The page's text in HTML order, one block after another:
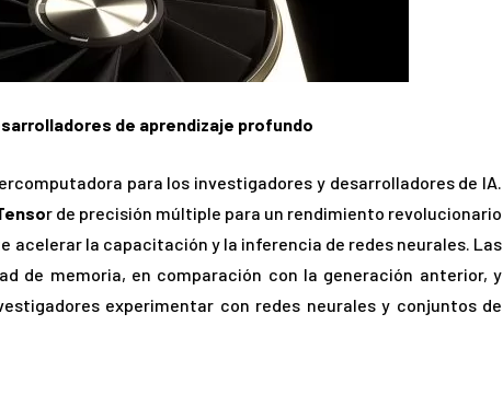
de aprendizaje profundo
para los investigadores y desarrolladores de IA.
r de precisión múltiple para un rendimiento revolucionario
acelerar la capacitación y la inferencia de redes neurales. Las
de memoria, en comparación con la generación anterior, y
experimentar con redes neurales y conjuntos de